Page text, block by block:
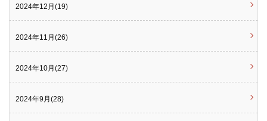
2024年12月(19)
2024年11月(26)
2024年10月(27)
2024年9月(28)